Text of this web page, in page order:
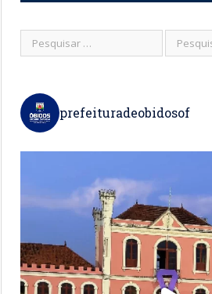
prefeituradeobidosof